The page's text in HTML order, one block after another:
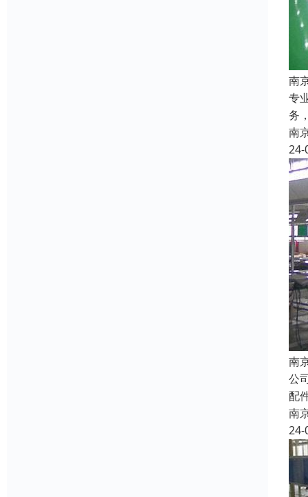
南
专
务
南
24-
南
公
配
南
24-